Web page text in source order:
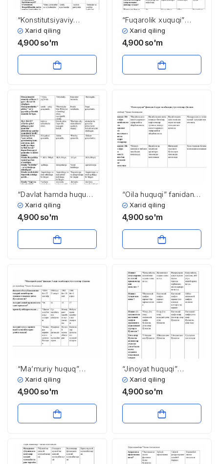
“Konstitutsiyaviy
huquq” fanidan 2-kurs
talabalari uchun testlar
Xarid qiling
4,900 so'm
“Fuqarolik xuquqi”
fanidan 3-kurs
talabalari uchun testlar
Xarid qiling
4,900 so'm
“Davlat hamda huquq
nazariyasi va tarixi”
fanidan 2-kurs
Xarid qiling
4,900 so'm
“Oila huquqi” fanidan
4-kurs talabalari uchun
testlar to’plami
Xarid qiling
4,900 so'm
“Ma’muriy huquq”
fanidan 3-kurs
talabalari uchun testlar
Xarid qiling
4,900 so'm
“Jinoyat huquqi”
fanidan 4-kurs
talabalari uchun testlar
Xarid qiling
4,900 so'm